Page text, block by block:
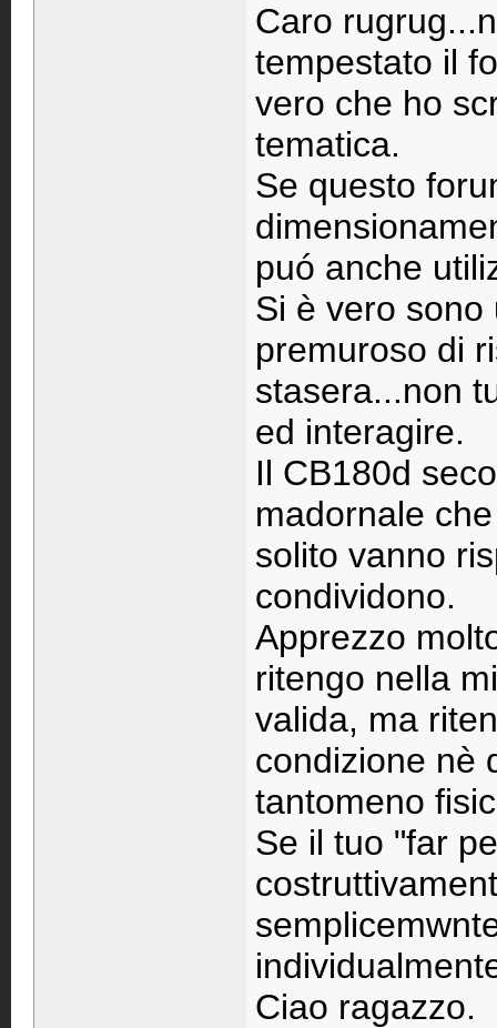
Caro
tempestato il
vero che ho
tematica.
Se questo
puó anche
Si è vero
premuroso di
stasera...non
ed interagire.
Il CB180d
madornale
solito vanno
condividono.
Apprezzo
ritengo nella
valida, ma
condizione nè
tantomeno
Se il tuo "far
Ciao ragazzo.